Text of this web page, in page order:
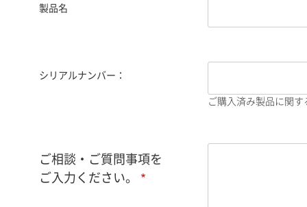
製品名
シリアルナンバー：
ご購入済み製品に関
ご相談・ご質問事項を
ご入力ください。